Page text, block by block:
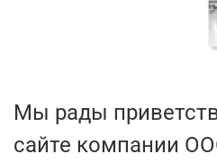
Мы рады
сайте компании